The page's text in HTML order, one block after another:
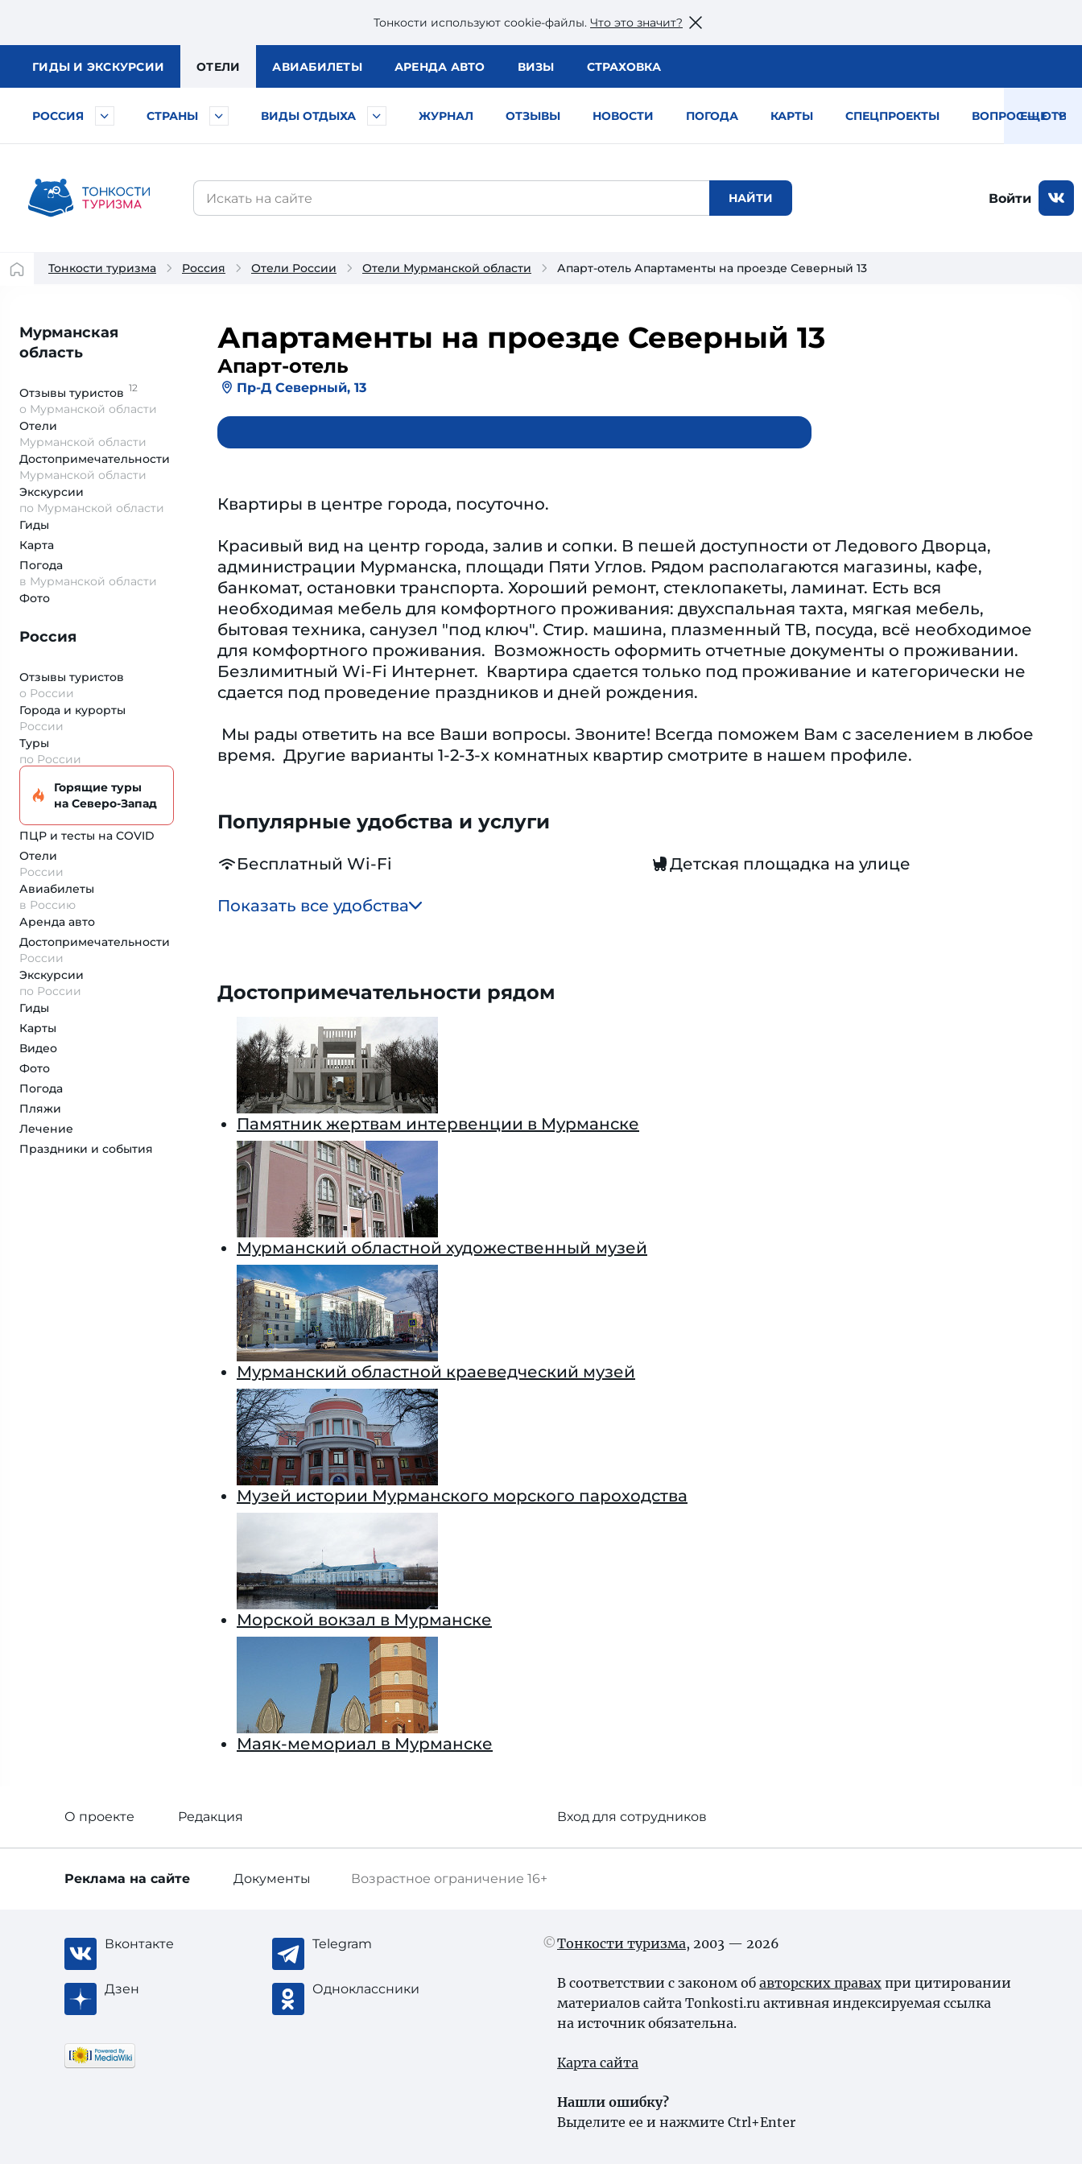
Тонкости используют сookie-файлы. Что это значит?
ГИДЫ И ЭКСКУРСИИ ОТЕЛИ АВИАБИЛЕТЫ АРЕНДА АВТО ВИЗЫ СТРАХОВКА
РОССИЯ СТРАНЫ ВИДЫ ОТДЫХА ЖУРНАЛ ОТЗЫВЫ НОВОСТИ ПОГОДА КАРТЫ СПЕЦПРОЕКТЫ ВОПРОС — ОТВЕТ
ЕЩЕ
Войти
Тонкости туризма Россия Отели России Отели Мурманской области Апарт-отель Апартаменты на проезде Северный 13
Мурманская
область
Отзывы туристов 12
о Мурманской области
Отели
Мурманской области
Достопримеча­тельности
Мурманской области
Экскурсии
по Мурманской области
Гиды
Карта
Погода
в Мурманской области
Фото
Россия
Отзывы туристов
о России
Города и курорты
России
Туры
по России
Горящие туры
на Северо-Запад
ПЦР и тесты на COVID
Отели
России
Авиабилеты
в Россию
Аренда авто
Достопримеча­тельности
России
Экскурсии
по России
Гиды
Карты
Видео
Фото
Погода
Пляжи
Лечение
Праздники и события
Апартаменты на проезде Северный 13
Апарт-отель
Пр-Д Северный, 13
Квартиры в центре города, посуточно.
Красивый вид на центр города, залив и сопки. В пешей доступности от Ледового Дворца,
администрации Мурманска, площади Пяти Углов. Рядом располагаются магазины, кафе,
банкомат, остановки транспорта. Хороший ремонт, стеклопакеты, ламинат. Есть вся
необходимая мебель для комфортного проживания: двухспальная тахта, мягкая мебель,
бытовая техника, санузел "под ключ". Стир. машина, плазменный ТВ, посуда, всё необходимое
для комфортного проживания. ​ Возможность оформить отчетные документы о проживании. ​
Безлимитный Wi-Fi Интернет. ​ Квартира сдается только под проживание и категорически не
сдается под проведение праздников и дней рождения.
​ Мы рады ответить на все Ваши вопросы. Звоните! Всегда поможем Вам с заселением в любое
время. ​ Другие варианты 1-2-3-х комнатных квартир смотрите в нашем профиле.
Популярные удобства и услуги
Бесплатный Wi-Fi Детская площадка на улице
Показать все удобства
Достопримечательности рядом
Памятник жертвам интервенции в Мурманске
Мурманский областной художественный музей
Мурманский областной краеведческий музей
Музей истории Мурманского морского пароходства
Морской вокзал в Мурманске
Маяк-мемориал в Мурманске
О проекте Редакция Вход для сотрудников
Возрастное ограничение 16+
Реклама на сайте Документы
Вконтакте Telegram
Дзен Одноклассники
Тонкости туризма, 2003 — 2026
В соответствии с законом об авторских правах при цитировании
материалов сайта Tonkosti.ru активная индексируемая ссылка
на источник обязательна.
Карта сайта
Нашли ошибку?
Выделите ее и нажмите Ctrl+Enter